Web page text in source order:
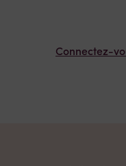
Connectez-